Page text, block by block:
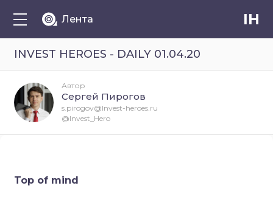
Лента IH
INVEST HEROES - DAILY 01.04.20
Top of mind
Автор
Сергей Пирогов
s.pirogov@Invest-heroes.ru
@Invest_Hero